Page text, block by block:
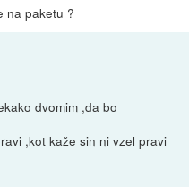
na paketu ?
dvomim ,da bo
,kot kaže sin ni vzel pravi